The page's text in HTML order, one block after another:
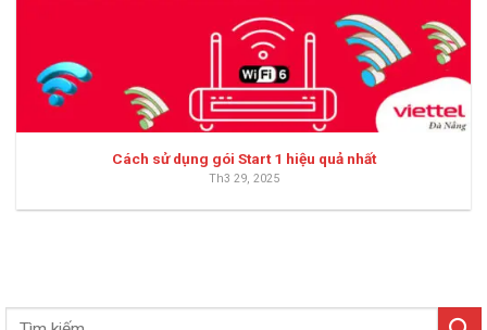
Cách sử dụng gói Start 1 hiệu quả nhất
Th3 29, 2025